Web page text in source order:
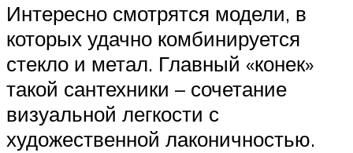
Интересно смотрятся модели, в
которых удачно комбинируется
стекло и метал. Главный «конек»
такой сантехники – сочетание
визуальной легкости с
художественной лаконичностью.